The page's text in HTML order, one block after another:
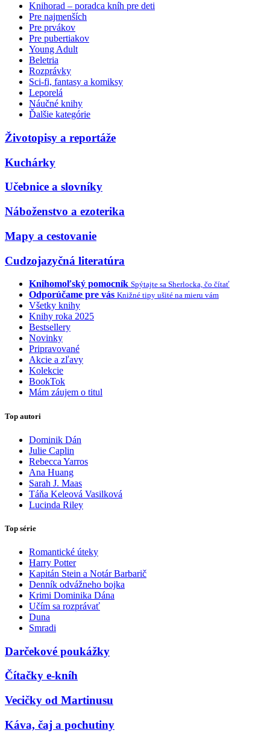
Knihorad – poradca kníh pre deti
Pre najmenších
Pre prvákov
Pre pubertiakov
Young Adult
Beletria
Rozprávky
Sci-fi, fantasy a komiksy
Leporelá
Náučné knihy
Ďalšie kategórie
Životopisy a reportáže
Kuchárky
Učebnice a slovníky
Náboženstvo a ezoterika
Mapy a cestovanie
Cudzojazyčná literatúra
Knihomoľský pomocník Spýtajte sa Sherlocka, čo čítať
Odporúčame pre vás Knižné tipy ušité na mieru vám
Všetky knihy
Knihy roka 2025
Bestsellery
Novinky
Pripravované
Akcie a zľavy
Kolekcie
BookTok
Mám záujem o titul
Top autori
Dominik Dán
Julie Caplin
Rebecca Yarros
Ana Huang
Sarah J. Maas
Táňa Keleová Vasilková
Lucinda Riley
Top série
Romantické úteky
Harry Potter
Kapitán Stein a Notár Barbarič
Denník odvážneho bojka
Krimi Dominika Dána
Učím sa rozprávať
Duna
Smradi
Darčekové poukážky
Čítačky e-kníh
Vecičky od Martinusu
Káva, čaj a pochutiny